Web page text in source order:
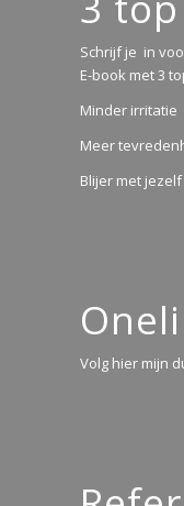
Schrijf je in
E-book met 3
Minder irritatie
Meer
Blijer met jezelf
Volg hier mijn